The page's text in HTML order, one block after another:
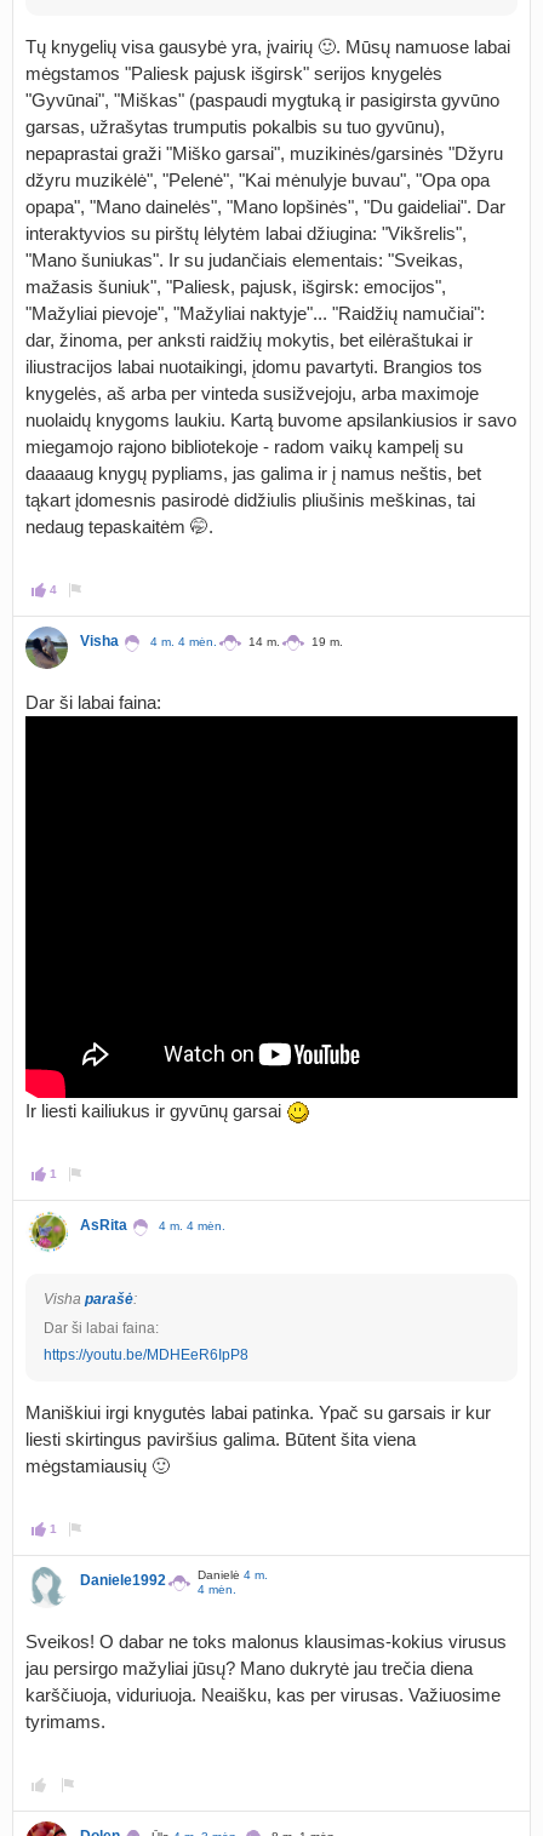
Tų knygelių visa gausybė yra, įvairių 🙂. Mūsų namuose labai
mėgstamos "Paliesk pajusk išgirsk" serijos knygelės
"Gyvūnai", "Miškas" (paspaudi mygtuką ir pasigirsta gyvūno
garsas, užrašytas trumputis pokalbis su tuo gyvūnu),
nepaprastai graži "Miško garsai", muzikinės/garsinės "Džyru
džyru muzikėlė", "Pelenė", "Kai mėnulyje buvau", "Opa opa
opapa", "Mano dainelės", "Mano lopšinės", "Du gaideliai". Dar
interaktyvios su pirštų lėlytėm labai džiugina: "Vikšrelis",
"Mano šuniukas". Ir su judančiais elementais: "Sveikas,
mažasis šuniuk", "Paliesk, pajusk, išgirsk: emocijos",
"Mažyliai pievoje", "Mažyliai naktyje"... "Raidžių namučiai":
dar, žinoma, per anksti raidžių mokytis, bet eilėraštukai ir
iliustracijos labai nuotaikingi, įdomu pavartyti. Brangios tos
knygelės, aš arba per vinteda susižvejoju, arba maximoje
nuolaidų knygoms laukiu. Kartą buvome apsilankiusios ir savo
miegamojo rajono bibliotekoje - radom vaikų kampelį su
daaaaug knygų pypliams, jas galima ir į namus neštis, bet
tąkart įdomesnis pasirodė didžiulis pliušinis meškinas, tai
nedaug tepaskaitėm 🤭.
4
Visha 4 m. 4 mėn. 14 m. 19 m.
Dar ši labai faina:
Ir liesti kailiukus ir gyvūnų garsai
1
AsRita 4 m. 4 mėn.
Visha parašė:
Dar ši labai faina:
https://youtu.be/MDHEeR6IpP8
Maniškiui irgi knygutės labai patinka. Ypač su garsais ir kur
liesti skirtingus paviršius galima. Būtent šita viena
mėgstamiausių 🙂
1
Daniele1992 Danielė 4 m.
4 mėn.
Sveikos! O dabar ne toks malonus klausimas-kokius virusus
jau persirgo mažyliai jūsų? Mano dukrytė jau trečia diena
karščiuoja, viduriuoja. Neaišku, kas per virusas. Važiuosime
tyrimams.